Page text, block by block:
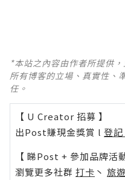
*本站之內容由作者所提供
所有博客的立場、真實性、
任。
【 U Creator 招募 】
出Post賺現金獎賞 l 登記
【 睇Post + 參加品牌活動
瀏覽更多社群 打卡 丶 旅遊